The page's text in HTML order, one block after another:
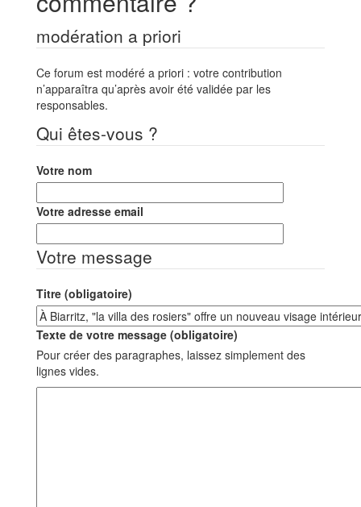
modération a priori
Ce forum est modéré a priori : votre contribution
n’apparaîtra qu’après avoir été validée par les
responsables.
Qui êtes-vous ?
Votre nom
Votre adresse email
Votre message
Titre (obligatoire)
Texte de votre message (obligatoire)
Pour créer des paragraphes, laissez simplement des
lignes vides.